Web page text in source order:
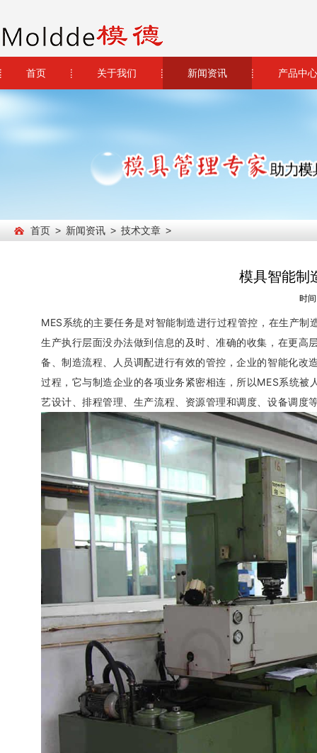
首页 关于我们 新闻资讯 产品中心
首页 > 新闻资讯 > 技术文章 >
模具智能制
时
MES系统的主要任务是对智能制造进行过程管控，在生产
生产执行层面没办法做到信息的及时、准确的收集，在更
备、制造流程、人员调配进行有效的管控，企业的智能化改
过程，它与制造企业的各项业务紧密相连，所以MES系统被
艺设计、排程管理、生产流程、资源管理和调度、设备调度